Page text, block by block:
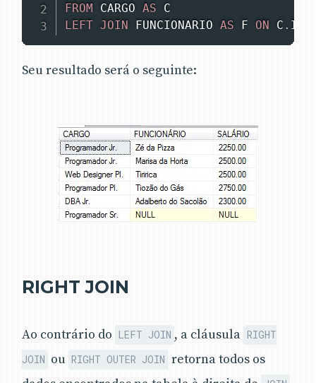
FROM CARGO AS
LEFT JOIN FUNCIONARIO AS F ON C .
Seu resultado será o seguinte:
RIGHT JOIN
Ao contrário do LEFT JOIN , a cláusula RIGHT
JOIN ou RIGHT OUTER JOIN retorna todos os